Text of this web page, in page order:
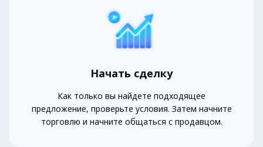
Начать сделку
Как только вы найдете подходящее
предложение, проверьте условия. Затем начните
торговлю и начните общаться с продавцом.